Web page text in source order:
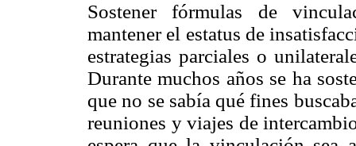
Sostener fórmulas de
mantener el estatus de
estrategias parciales o
Durante muchos años se ha
que no se sabía qué fines
reuniones y viajes de